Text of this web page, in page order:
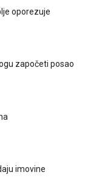
oporezuje
započeti posao
imovine